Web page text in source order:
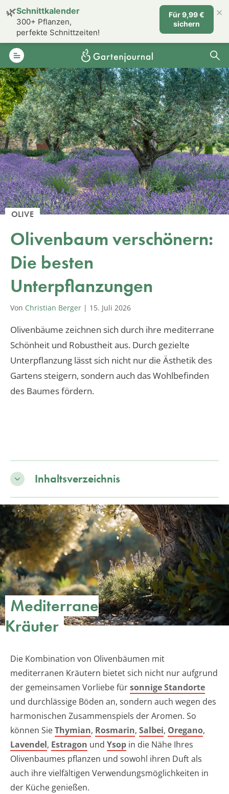
OLIVE
Olivenbaum verschönern:
Die besten
Unterpflanzungen
Von Christian Berger | 15. Juli 2026
Olivenbäume zeichnen sich durch ihre mediterrane
Schönheit und Robustheit aus. Durch gezielte
Unterpflanzung lässt sich nicht nur die Ästhetik des
Gartens steigern, sondern auch das Wohlbefinden
des Baumes fördern.
Inhaltsverzeichnis
Mediterrane
Kräuter
Die Kombination von Olivenbäumen mit
mediterranen Kräutern bietet sich nicht nur aufgrund
der gemeinsamen Vorliebe fürsonnige Standorte
und durchlässige Böden an, sondern auch wegen des
harmonischen Zusammenspiels der Aromen. So
können SieThymian, Rosmarin, Salbei, Oregano,
Lavendel, Estragon und Ysop in die Nähe Ihres
Olivenbaumes pflanzen und sowohl ihren Duft als
auch ihre vielfältigen Verwendungsmöglichkeiten in
der Küche genießen.
🌿Schnittkalender
300+ Pflanzen,
perfekte Schnittzeiten!
Für 9,99 €
sichern
×